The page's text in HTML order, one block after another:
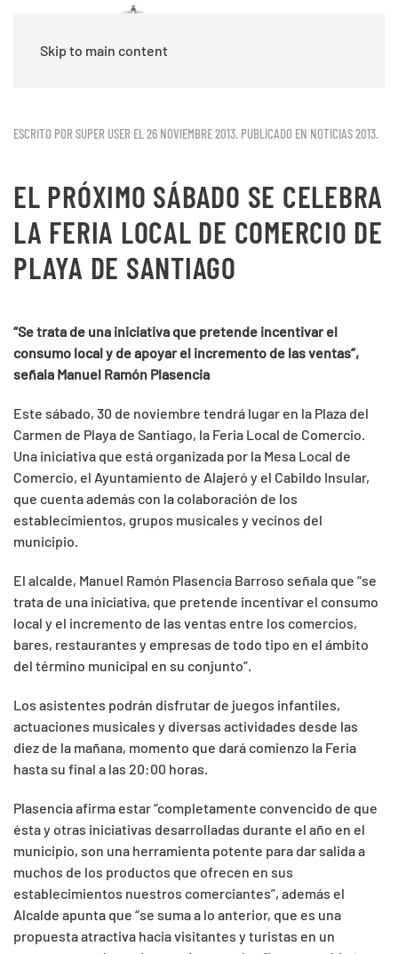
Skip to main content
ESCRITO POR SUPER USER EL26 NOVIEMBRE 2013. PUBLICADO EN NOTICIAS 2013.
EL PRÓXIMO SÁBADO SE CELEBRA
LA FERIA LOCAL DE COMERCIO DE
PLAYA DE SANTIAGO
“Se trata de una iniciativa que pretende incentivar el
consumo local y de apoyar el incremento de las ventas”,
señala Manuel Ramón Plasencia
Este sábado, 30 de noviembre tendrá lugar en la Plaza del
Carmen de Playa de Santiago, la Feria Local de Comercio.
Una iniciativa que está organizada por la Mesa Local de
Comercio, el Ayuntamiento de Alajeró y el Cabildo Insular,
que cuenta además con la colaboración de los
establecimientos, grupos musicales y vecinos del
municipio.
El alcalde, Manuel Ramón Plasencia Barroso señala que “se
trata de una iniciativa, que pretende incentivar el consumo
local y el incremento de las ventas entre los comercios,
bares, restaurantes y empresas de todo tipo en el ámbito
del término municipal en su conjunto”.
Los asistentes podrán disfrutar de juegos infantiles,
actuaciones musicales y diversas actividades desde las
diez de la mañana, momento que dará comienzo la Feria
hasta su final a las 20:00 horas.
Plasencia afirma estar “completamente convencido de que
ésta y otras iniciativas desarrolladas durante el año en el
municipio, son una herramienta potente para dar salida a
muchos de los productos que ofrecen en sus
establecimientos nuestros comerciantes”, además el
Alcalde apunta que “se suma a lo anterior, que es una
propuesta atractiva hacia visitantes y turistas en un